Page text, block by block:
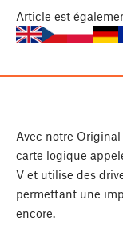
Article est
Avec notre
carte logique
V et utilise des
permettant une
encore.